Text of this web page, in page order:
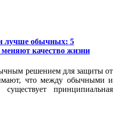
лучше обычных: 5
качество жизни
решением для защиты от
что между обычными и
принципиальная